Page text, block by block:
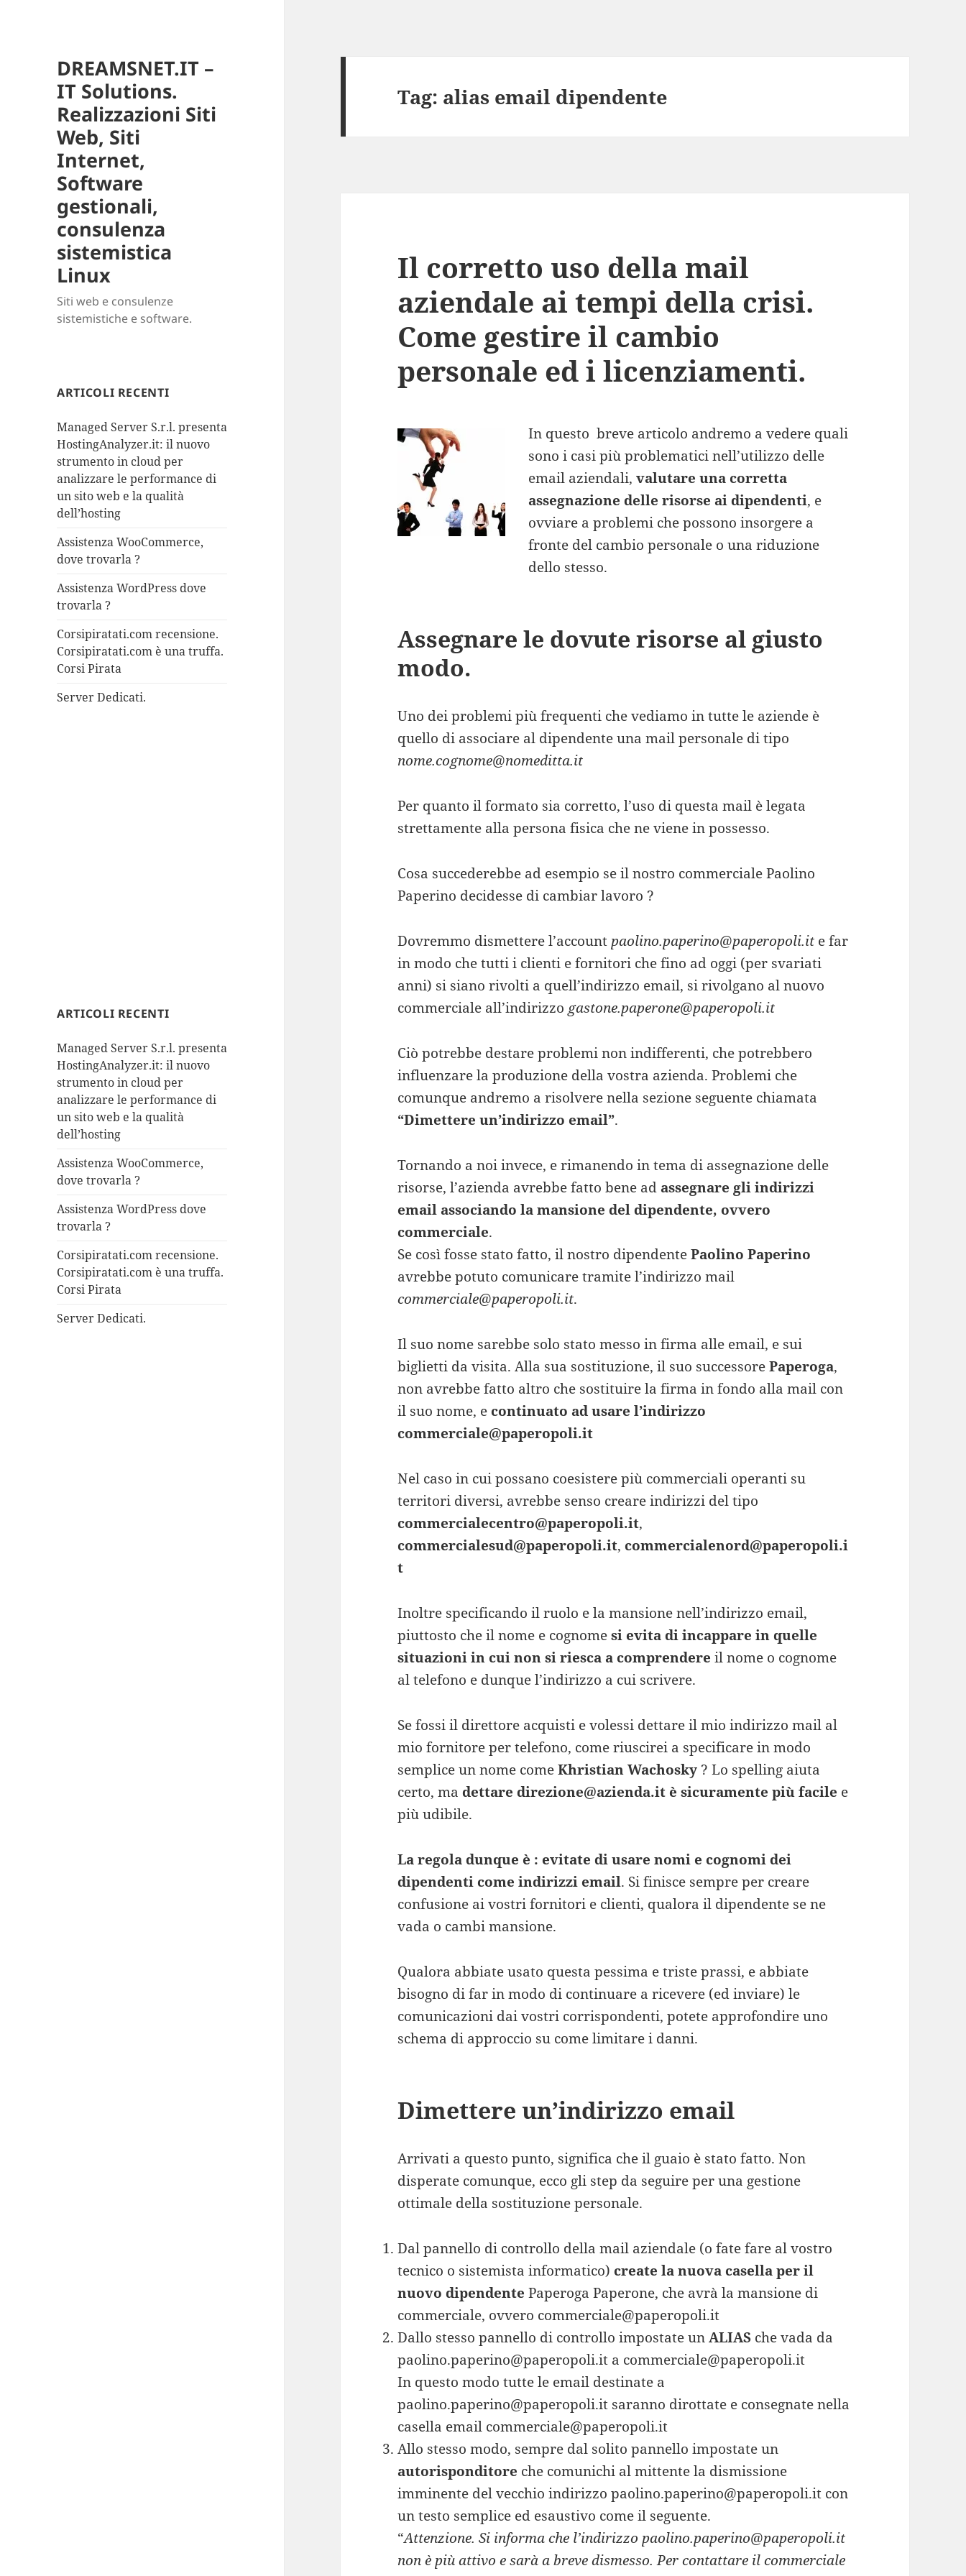
DREAMSNET.IT –
IT Solutions.
Realizzazioni Siti
Web, Siti
Internet,
Software
gestionali,
consulenza
sistemistica
Linux
Siti web e consulenze
sistemistiche e software.
ARTICOLI RECENTI
Managed Server S.r.l. presenta
HostingAnalyzer.it: il nuovo
strumento in cloud per
analizzare le performance di
un sito web e la qualità
dell’hosting
Assistenza WooCommerce,
dove trovarla ?
Assistenza WordPress dove
trovarla ?
Corsipiratati.com recensione.
Corsipiratati.com è una truffa.
Corsi Pirata
Server Dedicati.
ARTICOLI RECENTI
Managed Server S.r.l. presenta
HostingAnalyzer.it: il nuovo
strumento in cloud per
analizzare le performance di
un sito web e la qualità
dell’hosting
Assistenza WooCommerce,
dove trovarla ?
Assistenza WordPress dove
trovarla ?
Corsipiratati.com recensione.
Corsipiratati.com è una truffa.
Corsi Pirata
Server Dedicati.
Tag: alias email dipendente
Il corretto uso della mail
aziendale ai tempi della crisi.
Come gestire il cambio
personale ed i licenziamenti.
In questo breve articolo andremo a vedere quali
sono i casi più problematici nell’utilizzo delle
email aziendali,valutare una corretta
assegnazione delle risorse ai dipendenti, e
ovviare a problemi che possono insorgere a
fronte del cambio personale o una riduzione
dello stesso.
Assegnare le dovute risorse al giusto
modo.
Uno dei problemi più frequenti che vediamo in tutte le aziende è
quello di associare al dipendente una mail personale di tipo
nome.cognome@nomeditta.it
Per quanto il formato sia corretto, l’uso di questa mail è legata
strettamente alla persona fisica che ne viene in possesso.
Cosa succederebbe ad esempio se il nostro commerciale Paolino
Paperino decidesse di cambiar lavoro ?
Dovremmo dismettere l’account paolino.paperino@paperopoli.it e far
in modo che tutti i clienti e fornitori che fino ad oggi (per svariati
anni) si siano rivolti a quell’indirizzo email, si rivolgano al nuovo
commerciale all’indirizzo gastone.paperone@paperopoli.it
Ciò potrebbe destare problemi non indifferenti, che potrebbero
influenzare la produzione della vostra azienda. Problemi che
comunque andremo a risolvere nella sezione seguente chiamata
“Dimettere un’indirizzo email”.
Tornando a noi invece, e rimanendo in tema di assegnazione delle
risorse, l’azienda avrebbe fatto bene ad assegnare gli indirizzi
email associando la mansione del dipendente, ovvero
commerciale.
Se così fosse stato fatto, il nostro dipendentePaolino Paperino
avrebbe potuto comunicare tramite l’indirizzo mail
commerciale@paperopoli.it.
Il suo nome sarebbe solo stato messo in firma alle email, e sui
biglietti da visita. Alla sua sostituzione, il suo successorePaperoga,
non avrebbe fatto altro che sostituire la firma in fondo alla mail con
il suo nome, e continuato ad usare l’indirizzo
commerciale@paperopoli.it
Nel caso in cui possano coesistere più commerciali operanti su
territori diversi, avrebbe senso creare indirizzi del tipo
commercialecentro@paperopoli.it,
commercialesud@paperopoli.it, commercialenord@paperopoli.i
t
Inoltre specificando il ruolo e la mansione nell’indirizzo email,
piuttosto che il nome e cognomesi evita di incappare in quelle
situazioni in cui non si riesca a comprendere il nome o cognome
al telefono e dunque l’indirizzo a cui scrivere.
Se fossi il direttore acquisti e volessi dettare il mio indirizzo mail al
mio fornitore per telefono, come riuscirei a specificare in modo
semplice un nome comeKhristian Wachosky ? Lo spelling aiuta
certo, ma dettare direzione@azienda.it è sicuramente più facile e
più udibile.
La regola dunque è : evitate di usare nomi e cognomi dei
dipendenti come indirizzi email. Si finisce sempre per creare
confusione ai vostri fornitori e clienti, qualora il dipendente se ne
vada o cambi mansione.
Qualora abbiate usato questa pessima e triste prassi, e abbiate
bisogno di far in modo di continuare a ricevere (ed inviare) le
comunicazioni dai vostri corrispondenti, potete approfondire uno
schema di approccio su come limitare i danni.
Dimettere un’indirizzo email
Arrivati a questo punto, significa che il guaio è stato fatto. Non
disperate comunque, ecco gli step da seguire per una gestione
ottimale della sostituzione personale.
Dal pannello di controllo della mail aziendale (o fate fare al vostro
tecnico o sistemista informatico) create la nuova casella per il
nuovo dipendente Paperoga Paperone, che avrà la mansione di
commerciale, ovvero commerciale@paperopoli.it
Dallo stesso pannello di controllo impostate unALIAS che vada da
paolino.paperino@paperopoli.it a commerciale@paperopoli.it
In questo modo tutte le email destinate a
paolino.paperino@paperopoli.it saranno dirottate e consegnate nella
casella email commerciale@paperopoli.it
Allo stesso modo, sempre dal solito pannello impostate un
autorisponditore che comunichi al mittente la dismissione
imminente del vecchio indirizzo paolino.paperino@paperopoli.it con
un testo semplice ed esaustivo come il seguente.
“Attenzione. Si informa che l’indirizzo paolino.paperino@paperopoli.it
non è più attivo e sarà a breve dismesso. Per contattare il commerciale